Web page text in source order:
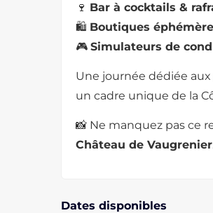
🍷 Bar à cocktails &
🛍️ Boutiques
🎮 Simulateurs de
Une journée dédiée
un cadre unique de la
📸 Ne manquez pas ce
Château de Vaugrenier
Dates disponibles